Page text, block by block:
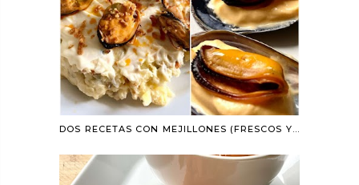
DOS RECETAS CON MEJILLONES (FRESCOS Y EN LATA)